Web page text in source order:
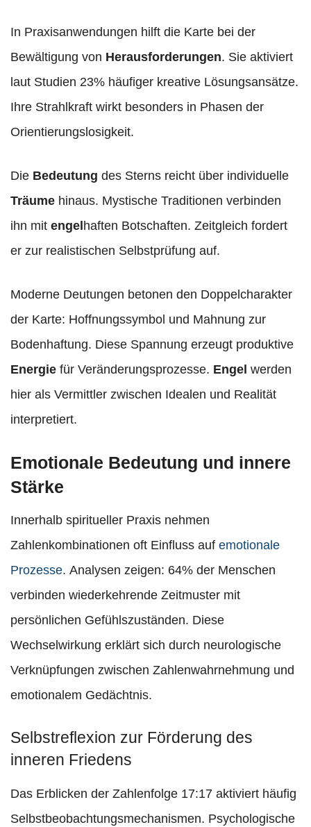
In Praxisanwendungen hilft die Karte bei der
Bewältigung von Herausforderungen. Sie aktiviert
laut Studien 23% häufiger kreative Lösungsansätze.
Ihre Strahlkraft wirkt besonders in Phasen der
Orientierungslosigkeit.
Die Bedeutung des Sterns reicht über individuelle
Träume hinaus. Mystische Traditionen verbinden
ihn mit engel haften Botschaften. Zeitgleich fordert
er zur realistischen Selbstprüfung auf.
Moderne Deutungen betonen den Doppelcharakter
der Karte: Hoffnungssymbol und Mahnung zur
Bodenhaftung. Diese Spannung erzeugt produktive
Energie für Veränderungsprozesse. Engel werden
hier als Vermittler zwischen Idealen und Realität
interpretiert.
Emotionale Bedeutung und innere
Stärke
Innerhalb spiritueller Praxis nehmen
Zahlenkombinationen oft Einfluss auf emotionale
Prozesse. Analysen zeigen: 64% der Menschen
verbinden wiederkehrende Zeitmuster mit
persönlichen Gefühlszuständen. Diese
Wechselwirkung erklärt sich durch neurologische
Verknüpfungen zwischen Zahlenwahrnehmung und
emotionalem Gedächtnis.
Selbstreflexion zur Förderung des
inneren Friedens
Das Erblicken der Zahlenfolge 17:17 aktiviert häufig
Selbstbeobachtungsmechanismen. Psychologische